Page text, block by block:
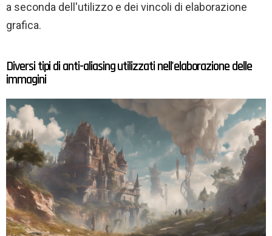
a seconda dell'utilizzo e dei vincoli di elaborazione
grafica.
Diversi tipi di anti-aliasing utilizzati nell'elaborazione delle
immagini